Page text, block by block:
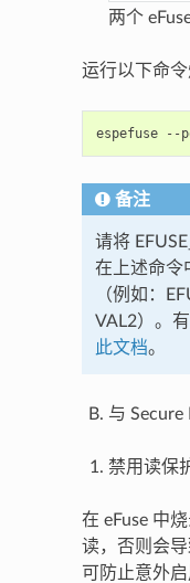
两个
运行以下命令
espefuse --
备注
请将
在上述命令
（例如：
VAL2）。
此文档。
与 Secure
禁用读保
在 eFuse 中
读，否则会
可防止意外